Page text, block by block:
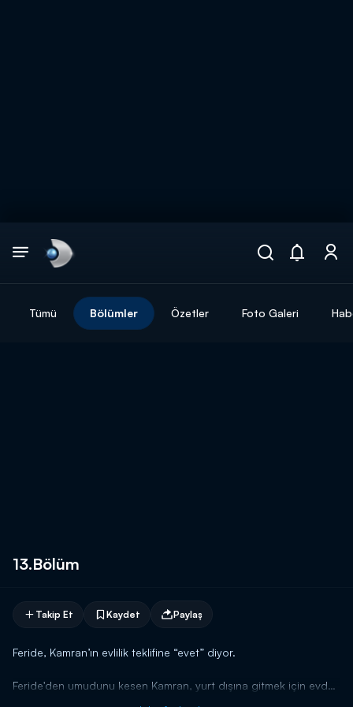
Tümü Bölümler Özetler Foto Galeri
13.Bölüm
Takip Et Kaydet Paylaş
Feride, Kamran’ın evlilik teklifine “evet” diyor.
Feride'den umudunu kesen Kamran, yurt dışına gitmek için evden